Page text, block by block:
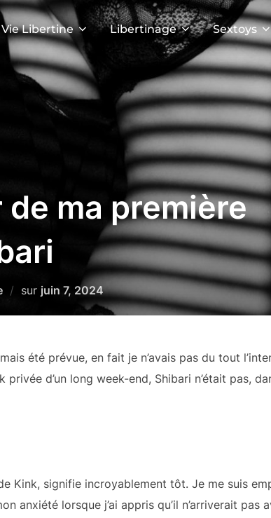
Vie Libertine Libertinage Sextoys
ma première
sur Publié
juin 7, 2024
été prévue, en fait je n’avais pas du tout
d’un long week-end, Shibari n’était pas,
Kink, signifie incroyablement tôt. Je me suis
anxiété lorsque j’ai appris qu’il n’arriverait pas